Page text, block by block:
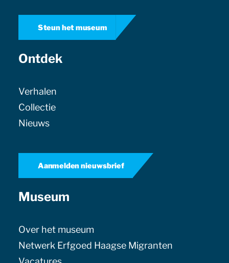
Steun het museum
Ontdek
Verhalen
Collectie
Nieuws
Aanmelden nieuwsbrief
Museum
Over het museum
Netwerk Erfgoed Haagse Migranten